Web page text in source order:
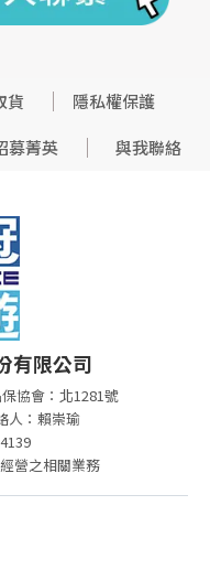
貨
隱私權保護
募菁英 與我聯絡
有限公司
協會：北1281號
人：賴崇瑜
營之相關業務